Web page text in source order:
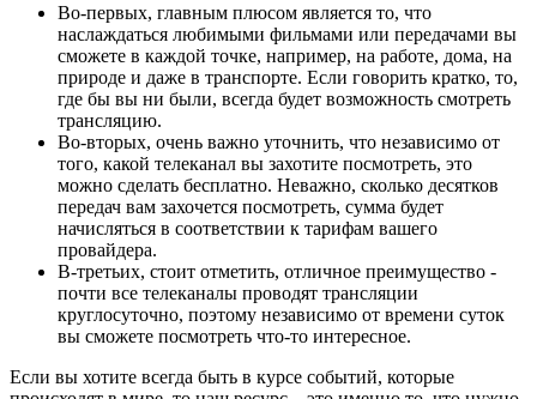
Во-первых, главным плюсом является то, что
наслаждаться любимыми фильмами или передачами вы
сможете в каждой точке, например, на работе, дома, на
природе и даже в транспорте. Если говорить кратко, то,
где бы вы ни были, всегда будет возможность смотреть
трансляцию.
Во-вторых, очень важно уточнить, что независимо от
того, какой телеканал вы захотите посмотреть, это
можно сделать бесплатно. Неважно, сколько десятков
передач вам захочется посмотреть, сумма будет
начисляться в соответствии к тарифам вашего
провайдера.
В-третьих, стоит отметить, отличное преимущество -
почти все телеканалы проводят трансляции
круглосуточно, поэтому независимо от времени суток
вы сможете посмотреть что-то интересное.
Если вы хотите всегда быть в курсе событий, которые